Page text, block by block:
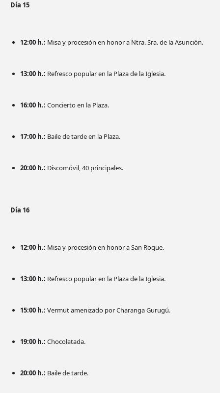
Día 15
12:00 h.: Misa y procesión en honor a Ntra. Sra. de la Asunción.
13:00 h.: Refresco popular en la Plaza de la Iglesia.
16:00 h.: Concierto en la Plaza.
17:00 h.: Baile de tarde en la Plaza.
20:00 h.: Discomóvil, 40 principales.
Día 16
12:00 h.: Misa y procesión en honor a San Roque.
13:00 h.: Refresco popular en la Plaza de la Iglesia.
15:00 h.: Vermut amenizado por Charanga Gurugú.
19:00 h.: Chocolatada.
20:00 h.: Baile de tarde.